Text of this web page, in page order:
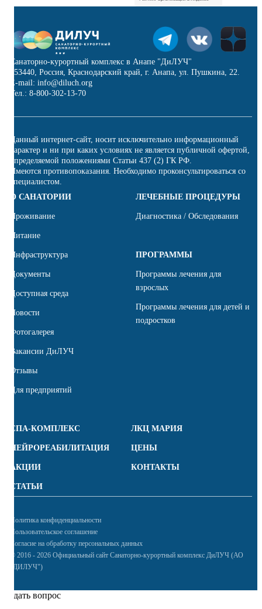
Санаторно-курортный комплекс в Анапе "ДиЛУЧ"
353440, Россия, Краснодарский край, г. Анапа, ул. Пушкина, 22.
E-mail: info@diluch.org
Тел.: 8-800-302-13-70
Данный интернет-сайт, носит исключительно информационный
характер и ни при каких условиях не является публичной офертой,
определяемой положениями Статьи 437 (2) ГК РФ.
Имеются противопоказания. Необходимо проконсультироваться со
специалистом.
О САНАТОРИИ
Проживание
Питание
Инфраструктура
Документы
Доступная среда
Новости
Фотогалерея
Вакансии ДиЛУЧ
Отзывы
Для предприятий
ЛЕЧЕБНЫЕ ПРОЦЕДУРЫ
Диагностика / Обследования
ПРОГРАММЫ
Программы лечения для
взрослых
Программы лечения для детей и
подростков
СПА-КОМПЛЕКС ЛКЦ МАРИЯ
НЕЙРОРЕАБИЛИТАЦИЯ ЦЕНЫ
АКЦИИ КОНТАКТЫ
СТАТЬИ
Политика конфиденциальности
Пользовательское соглашение
Согласие на обработку персональных данных
© 2016 - 2026 Официальный сайт Санаторно-курортный комплекс ДиЛУЧ (АО
"ДИЛУЧ")
Задать вопрос